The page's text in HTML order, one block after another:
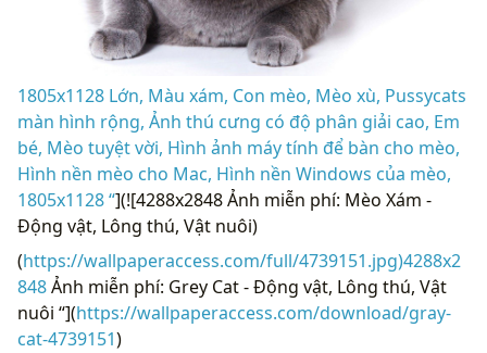
1805x1128 Lớn, Màu xám, Con mèo, Mèo xù, Pussycats
màn hình rộng, Ảnh thú cưng có độ phân giải cao, Em
bé, Mèo tuyệt vời, Hình ảnh máy tính để bàn cho mèo,
Hình nền mèo cho Mac, Hình nền Windows của mèo,
1805x1128 “](![4288x2848 Ảnh miễn phí: Mèo Xám -
Động vật, Lông thú, Vật nuôi)
(https://wallpaperaccess.com/full/4739151.jpg)4288x2
848Ảnh miễn phí: Grey Cat - Động vật, Lông thú, Vật
nuôi “](https://wallpaperaccess.com/download/gray-
cat-4739151)